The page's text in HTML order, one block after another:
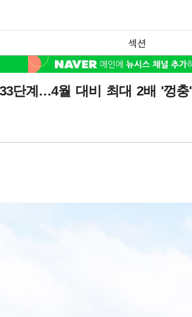
섹션
단계…4월 대비 최대 2배 '껑충'